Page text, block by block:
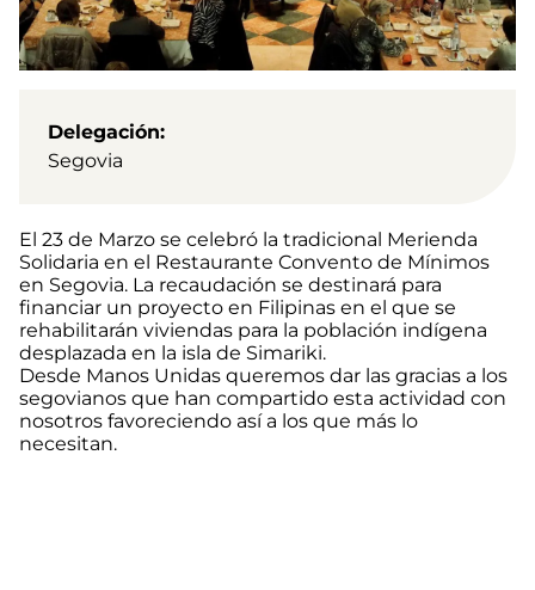
Delegación
Segovia
El 23 de Marzo se celebró la tradicional Merienda
Solidaria en el Restaurante Convento de Mínimos
en Segovia. La recaudación se destinará para
financiar un proyecto en Filipinas en el que se
rehabilitarán viviendas para la población indígena
desplazada en la isla de Simariki.
Desde Manos Unidas queremos dar las gracias a los
segovianos que han compartido esta actividad con
nosotros favoreciendo así a los que más lo
necesitan.